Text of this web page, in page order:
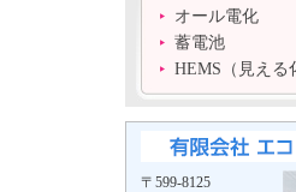
オール電化
蓄電池
HEMS（見える
〒599-8125